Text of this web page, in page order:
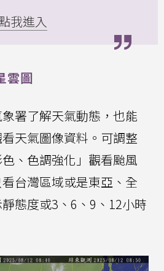
我進入
雲圖
署了解天氣動態，也能
天氣圖像資料。可調整
、色調強化」觀看颱風
台灣區域或是東亞、全
態度或3、6、9、12小時